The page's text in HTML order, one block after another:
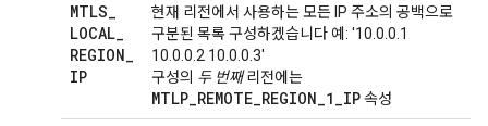
MTLS_
LOCAL_
REGION_
IP
현재 리전에서 사용하는 모든 IP 주소의 공백으로
구분된 목록 구성하겠습니다 예: '10.0.0.1
10.0.0.2 10.0.0.3'
구성의 두 번째리전에는
MTLP_REMOTE_REGION_1_IP속성